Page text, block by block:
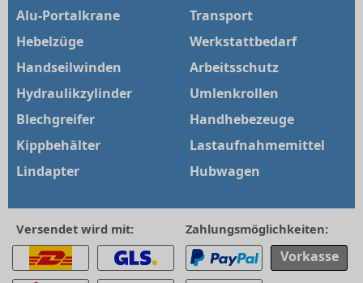
Alu-Portalkrane
Hebelzüge
Handseilwinden
Hydraulikzylinder
Blechgreifer
Kippbehälter
Lindapter
Transport
Werkstattbedarf
Arbeitsschutz
Umlenkrollen
Handhebezeuge
Lastaufnahmemittel
Hubwagen
Versendet wird mit: Zahlungsmöglichkeiten:
Vorkasse